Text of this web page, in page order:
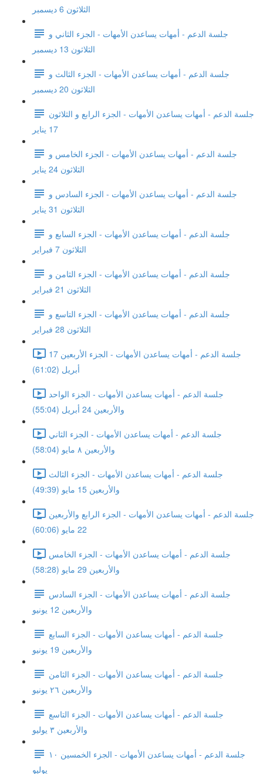
الثلاثون 6 ديسمبر
جلسة الدعم - أمهات يساعدن الأمهات - الجزء الثاني و
الثلاثون 13 ديسمبر
جلسة الدعم - أمهات يساعدن الأمهات - الجزء الثالث و
الثلاثون 20 ديسمبر
جلسة الدعم - أمهات يساعدن الأمهات - الجزء الرابع و الثلاثون
17 يناير
جلسة الدعم - أمهات يساعدن الأمهات - الجزء الخامس و
الثلاثون 24 يناير
جلسة الدعم - أمهات يساعدن الأمهات - الجزء السادس و
الثلاثون 31 يناير
جلسة الدعم - أمهات يساعدن الأمهات - الجزء السابع و
الثلاثون 7 فبراير
جلسة الدعم - أمهات يساعدن الأمهات - الجزء الثامن و
الثلاثون 21 فبراير
جلسة الدعم - أمهات يساعدن الأمهات - الجزء التاسع و
الثلاثون 28 فبراير
جلسة الدعم - أمهات يساعدن الأمهات - الجزء الأربعين 17
أبريل (61:02)
جلسة الدعم - أمهات يساعدن الأمهات - الجزء الواحد
والأربعين 24 أبريل (55:04)
جلسة الدعم - أمهات يساعدن الأمهات - الجزء الثاني
والأربعين ٨ مايو (58:04)
جلسة الدعم - أمهات يساعدن الأمهات - الجزء الثالث
والأربعين 15 مايو (49:39)
جلسة الدعم - أمهات يساعدن الأمهات - الجزء الرابع والأربعين
22 مايو (60:06)
جلسة الدعم - أمهات يساعدن الأمهات - الجزء الخامس
والأربعين 29 مايو (58:28)
جلسة الدعم - أمهات يساعدن الأمهات - الجزء السادس
والأربعين 12 يونيو
جلسة الدعم - أمهات يساعدن الأمهات - الجزء السابع
والأربعين 19 يونيو
جلسة الدعم - أمهات يساعدن الأمهات - الجزء الثامن
والأربعين ٢٦ يونيو
جلسة الدعم - أمهات يساعدن الأمهات - الجزء التاسع
والأربعين ٣ يوليو
جلسة الدعم - أمهات يساعدن الأمهات - الجزء الخمسين ١٠
يوليو